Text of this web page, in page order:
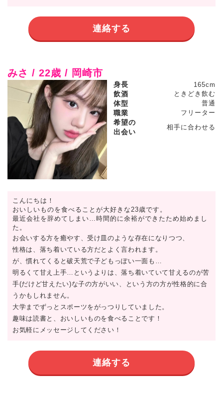
連絡する
みさ / 22歳 / 岡崎市
身長 165cm
飲酒 ときどき飲む
体型 普通
職業 フリーター
希望の
出会い
相手に合わせる
こんにちは！
おいしいものを食べることが大好きな23歳です。
最近会社を辞めてしまい…時間的に余裕ができたため始めまし
た。
お会いする方を癒やす、受け皿のような存在になりつつ、
性格は、落ち着いている方だとよく言われます。
が、慣れてくると破天荒で子どもっぽい一面も…
明るくて甘え上手…というよりは、落ち着いていて甘えるのが苦
手(だけど甘えたい)な子の方がいい、という方の方が性格的に合
うかもしれません。
大学までずっとスポーツをがっつりしていました。
趣味は読書と、おいしいものを食べることです！
お気軽にメッセージしてください！
連絡する